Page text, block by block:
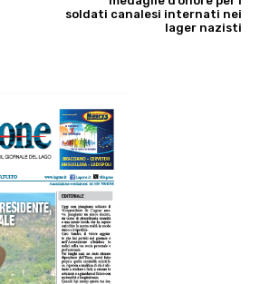
soldati canalesi internati nei
lager nazisti